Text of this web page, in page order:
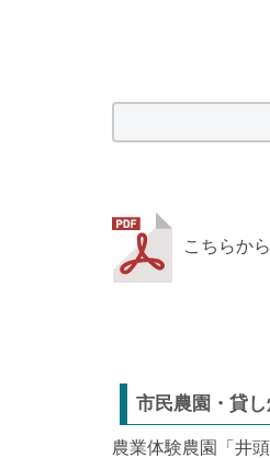
こちらか
市民農園・貸し
農業体験農園「井